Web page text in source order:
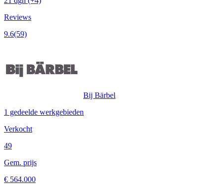
Reviews
9.6(59)
Bij Bärbel
1 gedeelde werkgebieden
Verkocht
49
Gem. prijs
€ 564.000